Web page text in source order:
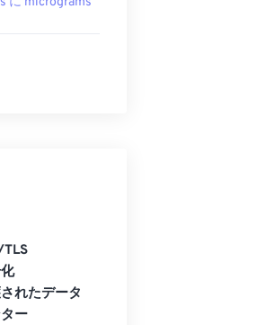
TLS
れたデータ
ー